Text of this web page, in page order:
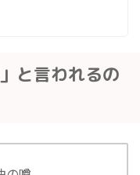
と言われるの